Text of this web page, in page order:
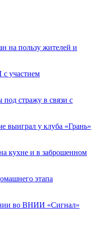
на пользу жителей и
с участием
стражу в связи с
выиграл у клуба «Грань»
кухне и в заброшенном
этапа
во ВНИИ «Сигнал»